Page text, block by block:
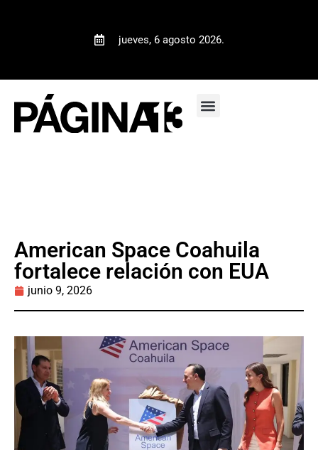
jueves, 6 agosto 2026.
American Space Coahuila
fortalece relación con EUA
junio 9, 2026